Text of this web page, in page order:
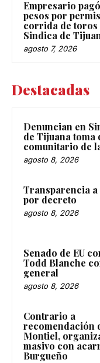
Empresario
pesos por
corrida de
Sindica de
agosto 7, 2026
Destacadas
Denuncian en
de Tijuana toma
comunitario de
agosto 8, 2026
Transparencia a
por decreto
agosto 8, 2026
Senado de EU
Todd Blanche
general
agosto 8, 2026
Contrario a
recomendación
Montiel,
masivo con
Burgueño